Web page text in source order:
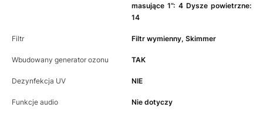
masujące 1”: 4 Dysze powietrzne:
14
Filtr Filtr wymienny, Skimmer
Wbudowany generator ozonu TAK
Dezynfekcja UV NIE
Funkcje audio Nie dotyczy